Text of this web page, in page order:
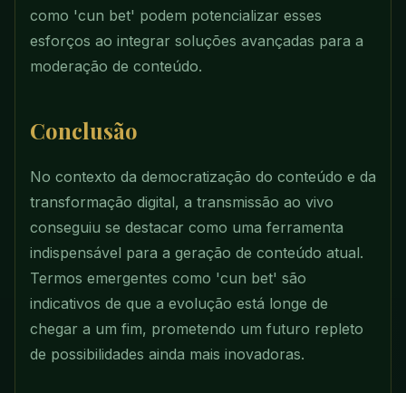
como 'cun bet' podem potencializar esses
esforços ao integrar soluções avançadas para a
moderação de conteúdo.
Conclusão
No contexto da democratização do conteúdo e da
transformação digital, a transmissão ao vivo
conseguiu se destacar como uma ferramenta
indispensável para a geração de conteúdo atual.
Termos emergentes como 'cun bet' são
indicativos de que a evolução está longe de
chegar a um fim, prometendo um futuro repleto
de possibilidades ainda mais inovadoras.